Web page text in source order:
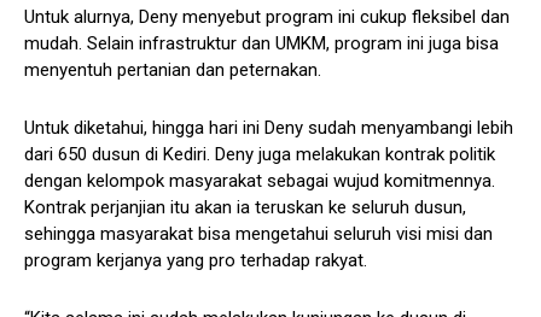
Untuk alurnya, Deny menyebut program ini cukup fleksibel dan
mudah. Selain infrastruktur dan UMKM, program ini juga bisa
menyentuh pertanian dan peternakan.
Untuk diketahui, hingga hari ini Deny sudah menyambangi lebih
dari 650 dusun di Kediri. Deny juga melakukan kontrak politik
dengan kelompok masyarakat sebagai wujud komitmennya.
Kontrak perjanjian itu akan ia teruskan ke seluruh dusun,
sehingga masyarakat bisa mengetahui seluruh visi misi dan
program kerjanya yang pro terhadap rakyat.